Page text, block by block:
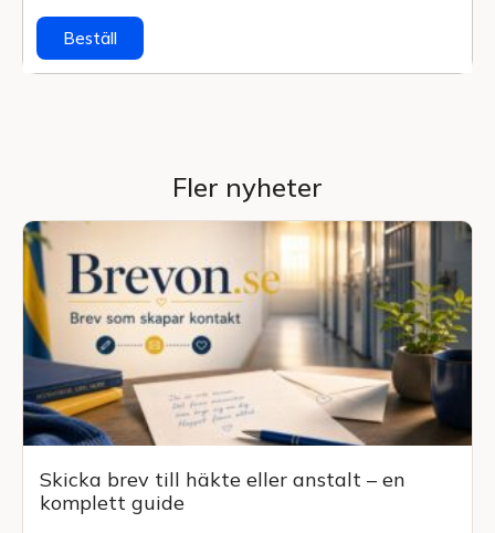
Beställ
Fler nyheter
Skicka brev till häkte eller anstalt – en
komplett guide